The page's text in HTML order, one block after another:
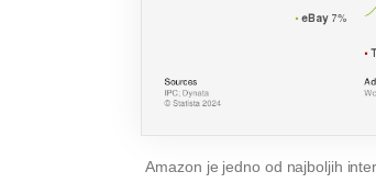
Amazon je jedno od najboljih